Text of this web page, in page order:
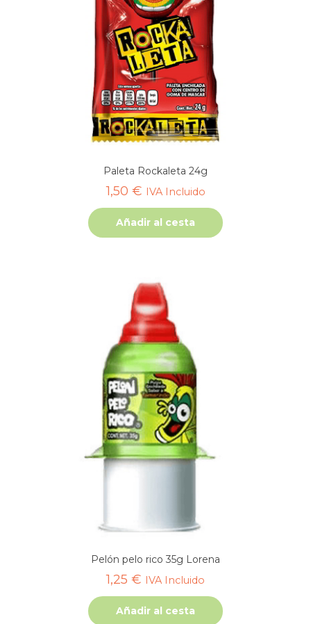
Paleta Rockaleta 24g
1,50 € IVA Incluido
Añadir al cesta
Pelón pelo rico 35g Lorena
1,25 € IVA Incluido
Añadir al cesta